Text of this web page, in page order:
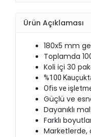
Ürün Açıklaması
180x5 mm
Toplamda
Koli içi 30
%100
Ofis ve
Güçlü ve
Dayanıklı
Farklı
Marketlerde,